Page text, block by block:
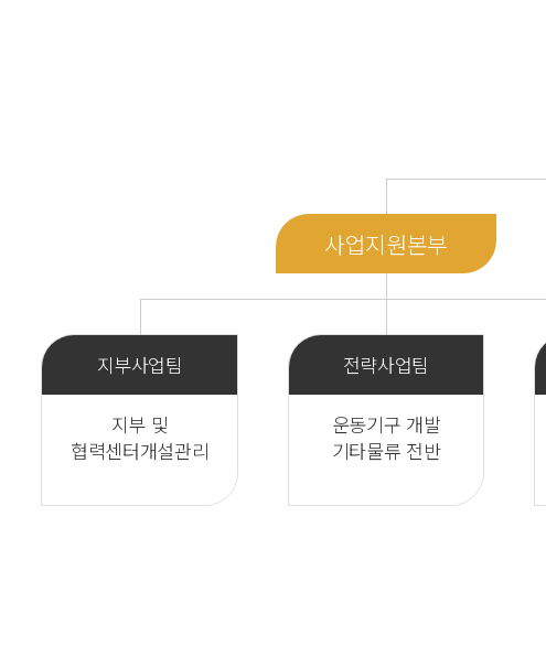
사업지원본부
지부사업팀
지부 및
협력센터개설관리
전략사업팀
운동기구 개발
기타물류 전반